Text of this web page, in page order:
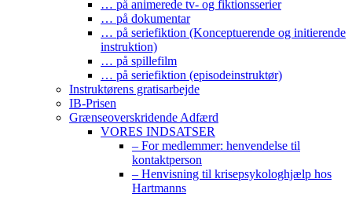
… på animerede tv- og fiktionsserier
… på dokumentar
… på seriefiktion (Konceptuerende og initierende
instruktion)
… på spillefilm
… på seriefiktion (episodeinstruktør)
Instruktørens gratisarbejde
IB-Prisen
Grænseoverskridende Adfærd
VORES INDSATSER
– For medlemmer: henvendelse til
kontaktperson
– Henvisning til krisepsykologhjælp hos
Hartmanns